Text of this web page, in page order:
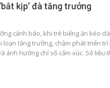
kịp’ đà tăng trưởng
cảnh báo, khi trẻ biếng ăn kéo
loạn tăng trưởng, chậm phát triển trí
ảnh hưởng chỉ số cảm xúc. Số liệu